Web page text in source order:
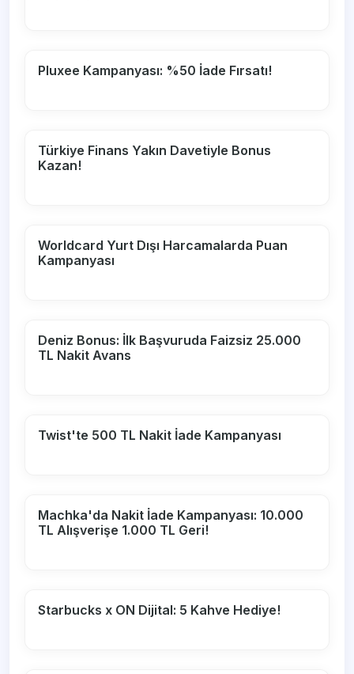
Pluxee Kampanyası: %50 İade Fırsatı!
Türkiye Finans Yakın Davetiyle Bonus
Kazan!
Worldcard Yurt Dışı Harcamalarda Puan
Kampanyası
Deniz Bonus: İlk Başvuruda Faizsiz 25.000
TL Nakit Avans
Twist'te 500 TL Nakit İade Kampanyası
Machka'da Nakit İade Kampanyası: 10.000
TL Alışverişe 1.000 TL Geri!
Starbucks x ON Dijital: 5 Kahve Hediye!